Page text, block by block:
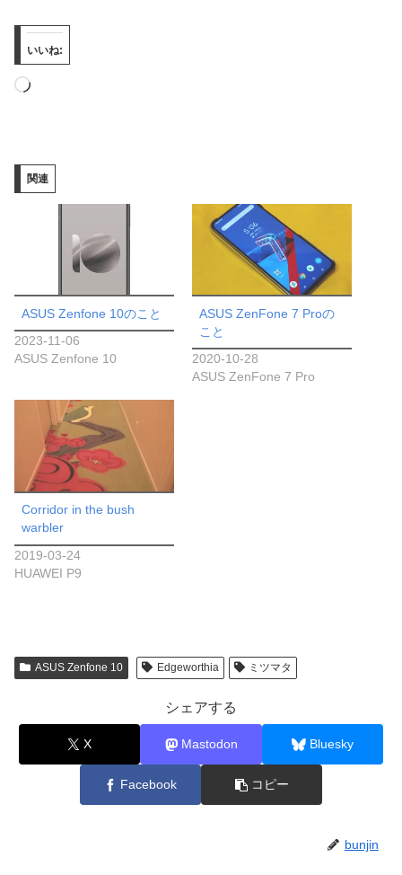
いいね:
読
み
中…
関連
ASUS Zenfone 10のこと
2023-11-06
ASUS Zenfone 10
ASUS ZenFone 7 Proの
こと
2020-10-28
ASUS ZenFone 7 Pro
Corridor in the bush
warbler
2019-03-24
HUAWEI P9
ASUS Zenfone 10 Edgeworthia ミツマタ
シェアする
X Mastodon Bluesky
Facebook コピー
bunjin